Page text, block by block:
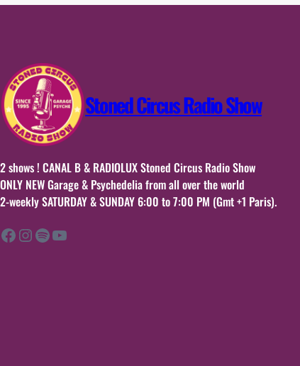
–
&
singles
Stoned Circus Radio Show
2 shows ! CANAL B & RADIOLUX Stoned Circus Radio Show
ONLY NEW Garage & Psychedelia from all over the world
2-weekly SATURDAY & SUNDAY 6:00 to 7:00 PM (Gmt +1 Paris).
Facebook Instagram Spotify YouTube